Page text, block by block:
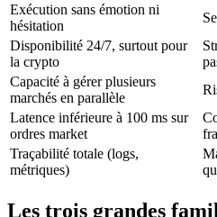
Exécution sans émotion ni
hésitation
Disponibilité 24/7, surtout pour
la crypto
Capacité à gérer plusieurs
marchés en parallèle
Latence inférieure à 100 ms sur
ordres market
Traçabilité totale (logs,
métriques)
Les trois grandes